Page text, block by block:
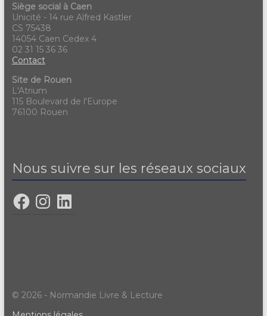
Siège social à Caen
Unicité - 14 rue Alfred Kastler
CS 75438
14054 Caen Cedex 4
02 31 15 36 36
Contact
Site de Rouen
L'Atrium
115 Boulevard de l'Europe
76100 Rouen
Nous suivre sur les réseaux sociaux
© 2026 - Normandie Livre & Lecture